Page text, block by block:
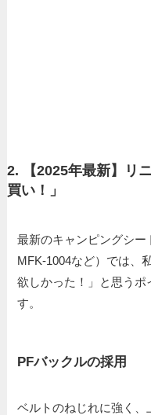
2. 【2025年最新】リ
買い！」
最新のキャンピングシー
MFK-1004など）では、
欲しかった！」と思うポ
す。
PFバックルの採用
ベルトのねじれに強く